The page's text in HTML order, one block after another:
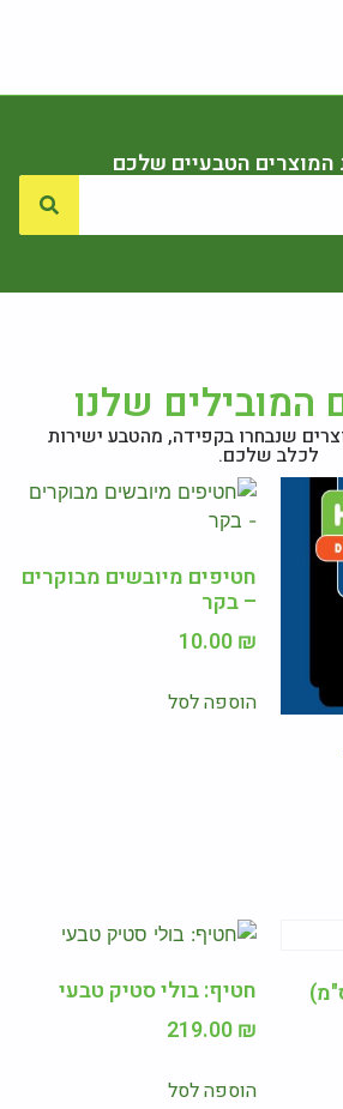
הטבעיים שלכם
המובילים שלנו
שנבחרו בקפידה, מהטבע ישירות
לכלב שלכם.
חטיפים מיובשים מבוקרים
– בקר
10.00₪
הוספה לסל
חטיף: בולי סטיק טבעי
219.00₪
הוספה לסל